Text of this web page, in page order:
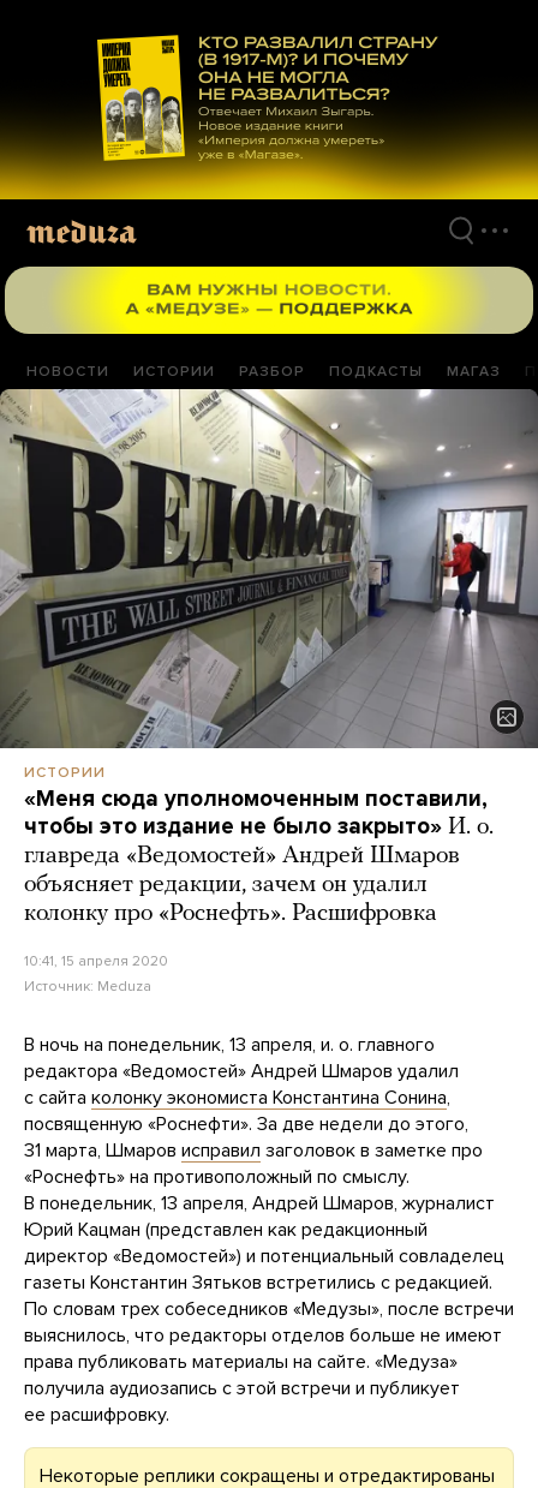
материалам
НОВОСТИ ИСТОРИИ РАЗБОР ПОДКАСТЫ МАГАЗ
ИСТОРИИ
«Меня сюда уполномоченным поставили,
чтобы это издание не было закрыто» И. о.
главреда «Ведомостей» Андрей Шмаров
объясняет редакции, зачем он удалил
колонку про «Роснефть». Расшифровка
10:41, 15 апреля 2020
Источник: Meduza
В ночь на понедельник, 13 апреля, и. о. главного
редактора «Ведомостей» Андрей Шмаров удалил
с сайта колонку экономиста Константина Сонина,
посвященную «Роснефти». За две недели до этого,
31 марта, Шмаров исправил заголовок в заметке про
«Роснефть» на противоположный по смыслу.
В понедельник, 13 апреля, Андрей Шмаров, журналист
Юрий Кацман (представлен как редакционный
директор «Ведомостей») и потенциальный совладелец
газеты Константин Зятьков встретились с редакцией.
По словам трех собеседников «Медузы», после встречи
выяснилось, что редакторы отделов больше не имеют
права публиковать материалы на сайте. «Медуза»
получила аудиозапись с этой встречи и публикует
ее расшифровку.
Некоторые реплики сокращены и отредактированы